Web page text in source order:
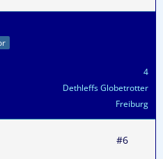
4
Dethleffs Globetrotter
Freiburg
#6